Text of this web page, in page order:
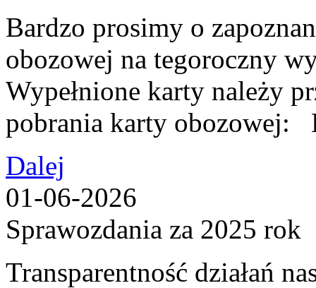
Bardzo prosimy o
obozowej na tegoroczny
Wypełnione karty należy
pobrania karty obozowej:
Dalej
01-06-2026
Sprawozdania za 2025 rok
Transparentność działań